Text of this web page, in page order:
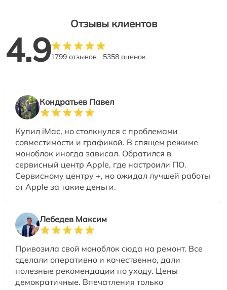
Отзывы клиентов
4.91799 отзывов 5358 оценок
Кондратьев Павел
Купил iMac, но столкнулся с проблемами
совместимости и графикой. В спящем режиме
моноблок иногда зависал. Обратился в
сервисный центр Apple, где настроили ПО.
Сервисному центру +, но ожидал лучшей работы
от Apple за такие деньги.
Лебедев Максим
Привозила свой моноблок сюда на ремонт. Все
сделали оперативно и качественно, дали
полезные рекомендации по уходу. Цены
демократичные. Впечатления только